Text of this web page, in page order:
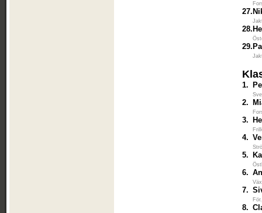
27.
28.
29.
1.
2.
3.
4.
5.
6.
7.
8.